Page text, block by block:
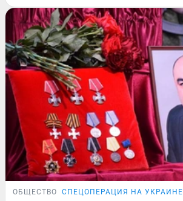
ОБЩЕСТВО СПЕЦОПЕРАЦИЯ НА УКРАИНЕ